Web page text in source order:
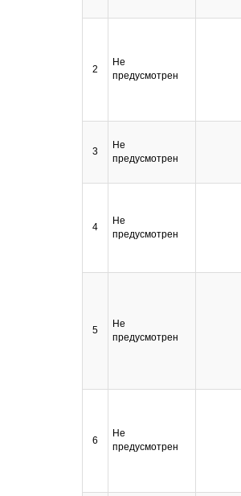
2
Не
предусмотрен
3
Не
предусмотрен
4
Не
предусмотрен
5
Не
предусмотрен
6
Не
предусмотрен